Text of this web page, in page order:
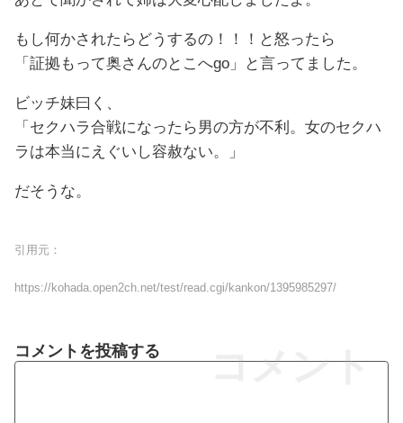
もし何かされたらどうするの！！！と怒ったら
「証拠もって奥さんのとこへgo」と言ってました。
ビッチ妹曰く、
「セクハラ合戦になったら男の方が不利。女のセクハ
ラは本当にえぐいし容赦ない。」
だそうな。
引用元：
https://kohada.open2ch.net/test/read.cgi/kankon/1395985297/
コメント
コメントを投稿する